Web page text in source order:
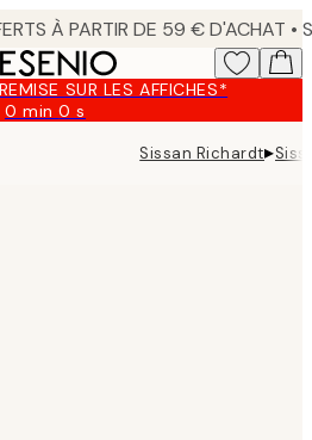
SUR LES AFFICHES*
0 min0 s
Valable
Sissan Richardt▸